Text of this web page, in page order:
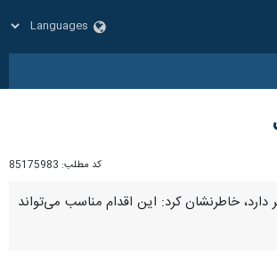
کد مطلب: 85175983
دارد،‌ خاطرنشان کرد: این اقدام مناسب می‌تواند